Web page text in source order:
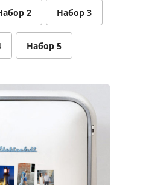
2 Набор 3
Набор 5